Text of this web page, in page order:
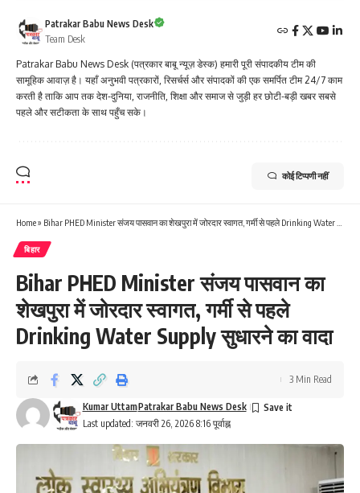
Patrakar Babu News Desk
Team Desk
Patrakar Babu News Desk (पत्रकार बाबू न्यूज़ डेस्क) हमारी पूरी संपादकीय टीम की
सामूहिक आवाज़ है। यहाँ अनुभवी पत्रकारों, रिसर्चर्स और संपादकों की एक समर्पित टीम 24/7 काम
करती है ताकि आप तक देश-दुनिया, राजनीति, शिक्षा और समाज से जुड़ी हर छोटी-बड़ी खबर सबसे
पहले और सटीकता के साथ पहुँच सके।
कोई टिप्पणी नहीं
Home» Bihar PHED Minister संजय पासवान का शेखपुरा में जोरदार स्वागत, गर्मी से पहले Drinking Water Supply सुधारने का वादा
बिहार
Bihar PHED Minister संजय पासवान का
शेखपुरा में जोरदार स्वागत, गर्मी से पहले
Drinking Water Supply सुधारने का वादा
Last updated: जनवरी 26, 2026 8:16 पूर्वाह्न
Kumar UttamPatrakar Babu News Desk
3 Min Read